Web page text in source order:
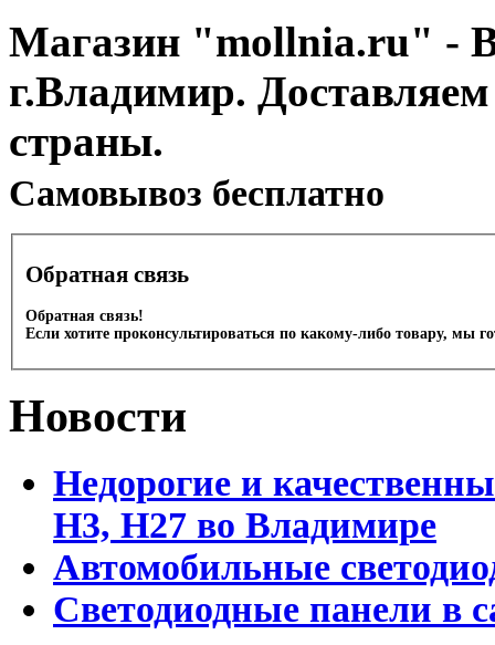
Магазин "mollnia.ru" -
г.Владимир.
страны.
Cамовывоз бесплатно
Обратная связь
Обратная связь!
Если хотите проконсультироваться по какому-либо товару, мы
Новости
Недорогие и
Н3, Н27 во Владимире
Автомобильные
Светодиодные панели в